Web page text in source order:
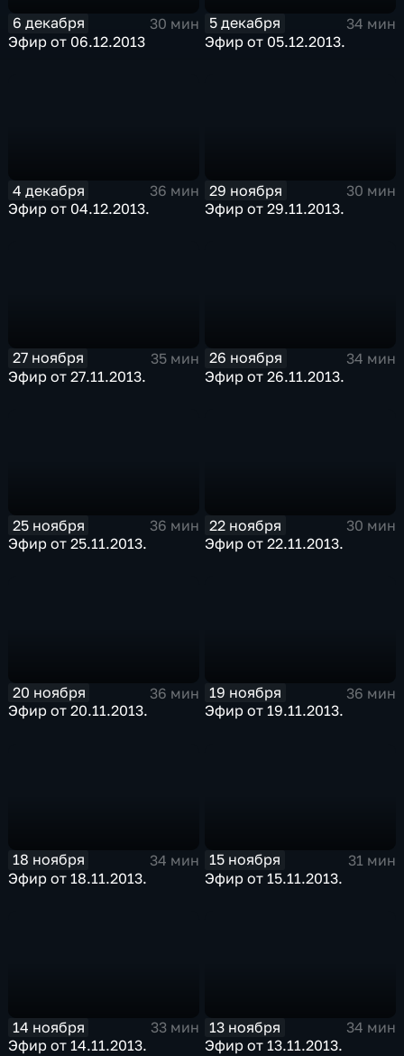
6 декабря
30 мин
Эфир от 06.12.2013
5 декабря
34 мин
Эфир от 05.12.2013.
4 декабря
36 мин
Эфир от 04.12.2013.
29 ноября
30 мин
Эфир от 29.11.2013.
27 ноября
35 мин
Эфир от 27.11.2013.
26 ноября
34 мин
Эфир от 26.11.2013.
25 ноября
36 мин
Эфир от 25.11.2013.
22 ноября
30 мин
Эфир от 22.11.2013.
20 ноября
36 мин
Эфир от 20.11.2013.
19 ноября
36 мин
Эфир от 19.11.2013.
18 ноября
34 мин
Эфир от 18.11.2013.
15 ноября
31 мин
Эфир от 15.11.2013.
14 ноября
33 мин
Эфир от 14.11.2013.
13 ноября
34 мин
Эфир от 13.11.2013.